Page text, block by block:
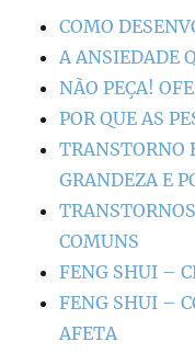
COMO
A ANSIEDADE
NÃO PEÇA!
POR QUE AS
TRANSTORNO
GRANDEZA E
COMUNS
FENG SHUI –
FENG SHUI –
AFETA